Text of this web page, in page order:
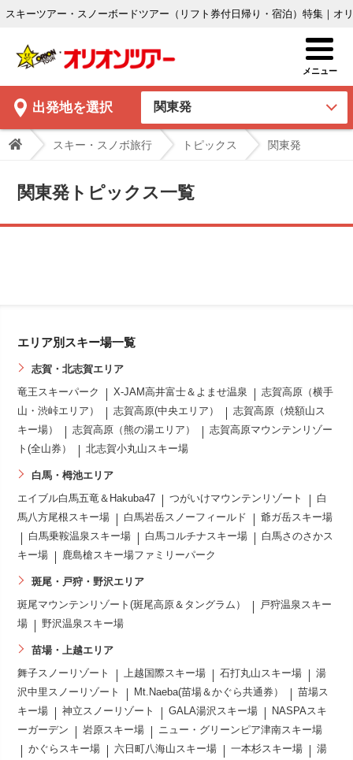
スキーツアー・スノーボードツアー（リフト券付日帰り・宿泊）特集｜オ
出発地を選択
スキー・スノボ旅行 トピックス 関東発
関東発トピックス一覧
エリア別スキー場一覧
志賀・北志賀エリア
竜王スキーパーク X-JAM高井富士＆よませ温泉
志賀高原（横手
山・渋峠エリア）
志賀高原(中央エリア）
志賀高原（焼額山ス
キー場）
志賀高原（熊の湯エリア）
志賀高原マウンテンリゾー
ト(全山券）
北志賀小丸山スキー場
白馬・栂池エリア
エイブル白馬五竜＆Hakuba47 つがいけマウンテンリゾート
白
馬八方尾根スキー場
白馬岩岳スノーフィールド
爺ガ岳スキー場
白馬乗鞍温泉スキー場
白馬コルチナスキー場
白馬さのさかス
キー場
鹿島槍スキー場ファミリーパーク
斑尾・戸狩・野沢エリア
斑尾マウンテンリゾート(斑尾高原＆タングラム）
戸狩温泉スキー
場
野沢温泉スキー場
苗場・上越エリア
舞子スノーリゾート 上越国際スキー場 石打丸山スキー場
湯
沢中里スノーリゾート
Mt.Naeba(苗場＆かぐら共通券）
苗場ス
キー場
神立スノーリゾート GALA湯沢スキー場
NASPAスキ
ーガーデン
岩原スキー場
ニュー・グリーンピア津南スキー場
かぐらスキー場
六日町八海山スキー場 一本杉スキー場
湯